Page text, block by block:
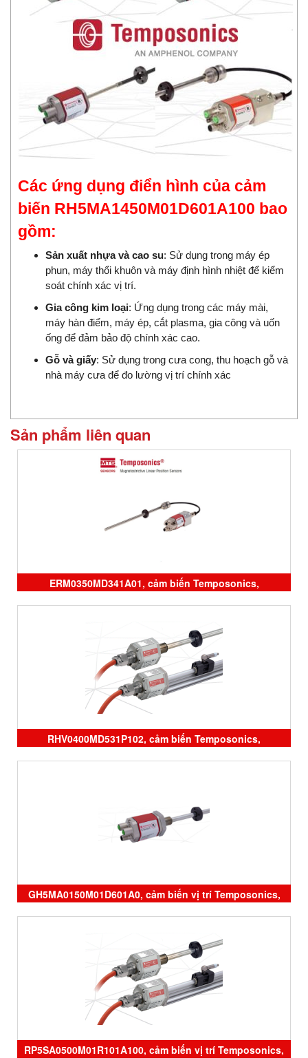
Các ứng dụng điển hình của cảm
biến RH5MA1450M01D601A100 bao
gồm:
Sản xuất nhựa và cao su: Sử dụng trong máy ép
phun, máy thổi khuôn và máy định hình nhiệt để kiểm
soát chính xác vị trí.​
Gia công kim loại: Ứng dụng trong các máy mài,
máy hàn điểm, máy ép, cắt plasma, gia công và uốn
ống để đảm bảo độ chính xác cao.​
Gỗ và giấy: Sử dụng trong cưa cong, thu hoạch gỗ và
nhà máy cưa để đo lường vị trí chính xác
Sản phẩm liên quan
ERM0350MD341A01, cảm biến Temposonics,
RHM0310MD531P102, RHM0600MD531P102 , sensor
lý Temposonics
RHV0400MD531P102, cảm biến Temposonics,
ERM0600MD341A01, ERM0350MD341A01, đại lý
GH5MA0150M01D601A0, cảm biến vị trí Temposonics,
RP5SA0500M01R101A100, cảm biến vị trí Temposonics,